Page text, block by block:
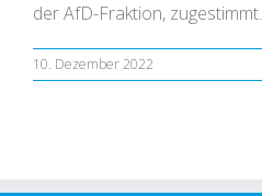
der AfD-Fraktion, zugestimmt.
10. Dezember 2022